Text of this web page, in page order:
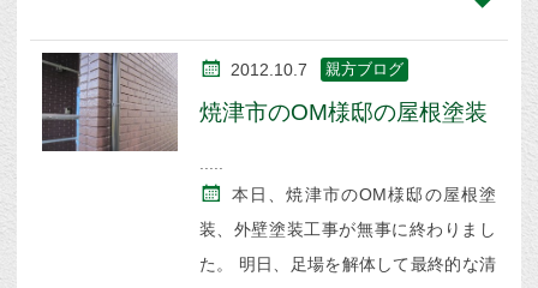
2012.10.7 親方ブログ
焼津市のOM様邸の屋根塗装
本日、焼津市のOM様邸の屋根塗
装、外壁塗装工事が無事に終わりまし
た。 明日、足場を解体して最終的な清